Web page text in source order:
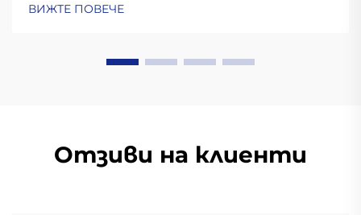
Идеални за аерокосмическа промишленост, ЕП и
ВИЖТЕ ПОВЕЧЕ
Отзиви на клиенти